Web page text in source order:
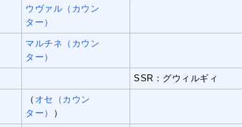
ウヴァル（カウン
ター）
マルチネ（カウン
ター）
SSR：グウィルギィ
（ オセ（カウン
ター）
）